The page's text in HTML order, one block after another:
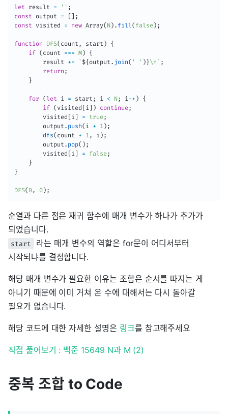
let result = '' ;
const output = [ ] ;
const visited = new Array( N) . fill ( false) ;
function DFS( count , start )
{
if ( count === M)
{
        result
+= ` ${output . join( ' ' )}\n ` ;
return ;
}
for (let i = start ; i < N; i ++ )
{
if ( visited [i ] ) continue;
        visited
[i ] = true;
        output
. push( i + 1 ) ;
dfs( count + 1 , i ) ;
        output
. pop( ) ;
        visited
[i ] = false;
}
}
DFS( 0, 0) ;
순열과 다른 점은 재귀 함수에 매개 변수가 하나가 추가가
되었습니다.
start
라는 매개 변수의 역할은 for문이 어디서부터
시작되냐를 결정합니다.
해당 매개 변수가 필요한 이유는 조합은 순서를 따지는 게
아니기 때문에 이미 거쳐 온 수에 대해서는 다시 돌아갈
필요가 없습니다.
해당 코드에 대한 자세한 설명은 링크를 참고해주세요
직접 풀어보기 : 백준 15649 N과 M (2)
중복 조합 to Code